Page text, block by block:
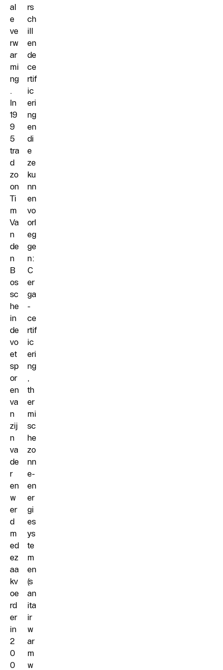
al
e
ve
rw
ar
mi
ng
.
In
19
9
5
tra
d
zo
on
Ti
m
Va
n
de
n
B
os
sc
he
in
de
vo
et
sp
or
en
va
n
zij
n
va
de
r
en
w
er
d
m
ed
ez
aa
kv
oe
rd
er
in
2
0
0
rs
ch
ill
en
de
ce
rtif
ic
eri
ng
en
di
e
ze
ku
nn
en
vo
orl
eg
ge
n:
C
er
ga
-
ce
rtif
ic
eri
ng
,
th
er
mi
sc
he
zo
nn
e-
en
er
gi
es
ys
te
m
en
(s
an
ita
ir
w
ar
m
w